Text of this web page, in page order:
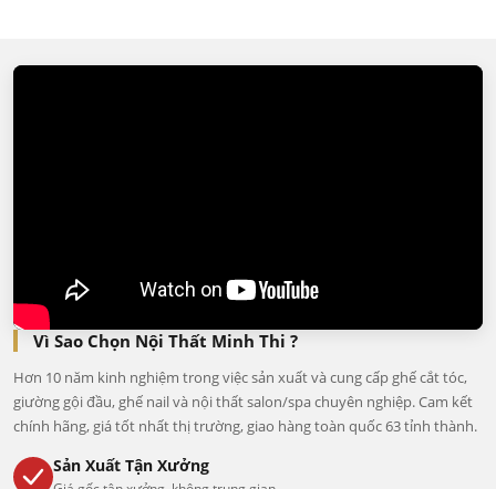
Vì Sao Chọn Nội Thất Minh Thi ?
Hơn 10 năm kinh nghiệm trong việc sản xuất và cung cấp ghế cắt tóc,
giường gội đầu, ghế nail và nội thất salon/spa chuyên nghiệp. Cam kết
chính hãng, giá tốt nhất thị trường, giao hàng toàn quốc 63 tỉnh thành.
Sản Xuất Tận Xưởng